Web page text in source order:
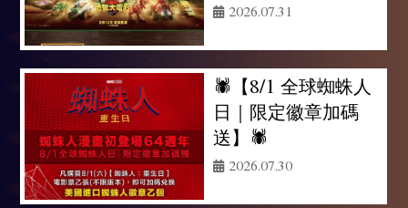
2026.07.31
🕷️【8/1 全球蜘蛛人
日｜限定徽章加碼
送】🕷️
2026.07.30